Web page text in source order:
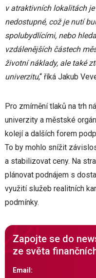
v atraktivních lokalitách
nedostupné, což je nutí
spolubydlícími, nebo
vzdálenějších částech
životní náklady, ale také
univerzitu,“ říká Jakub
Pro zmírnění tlaků na trh
univerzity a městské
kolejí a dalších forem
To by mohlo snížit
a stabilizovat ceny. Na
plánovat podnájem s
využití služeb realitních
podmínky.
Zapojte se do
ze světa
Email: